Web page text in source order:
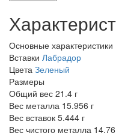
Основные характеристики
Вставки Лабрадор
Цвета Зеленый
Размеры
Общий вес 21.4 г
Вес металла 15.956 г
Вес вставок 5.444 г
Вес чистого металла